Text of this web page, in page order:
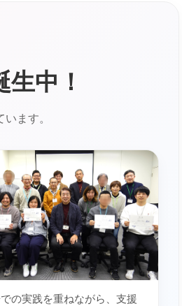
中！
ます。
の実践を重ねながら、支援